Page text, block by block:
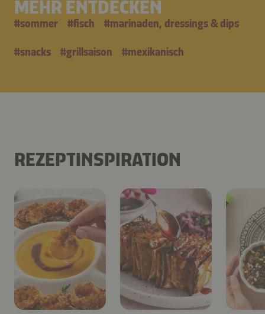
MEHR ENTDECKEN
#sommer #fisch #marinaden, dressings & dips
#snacks #grillsaison #mexikanisch
REZEPTINSPIRATION